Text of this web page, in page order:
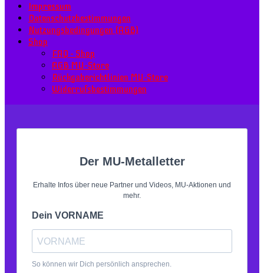
Impressum
Datenschutzbestimmungen
Nutzungsbedingungen (AGB)
Shop
FAQ – Shop
AGB MU–Store
Rückgaberichtlinien MU-Store
Widerrufsbestimmungen